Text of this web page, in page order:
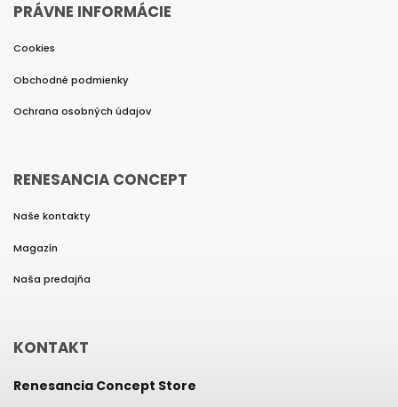
PRÁVNE INFORMÁCIE
Cookies
Obchodné podmienky
Ochrana osobných údajov
RENESANCIA CONCEPT
Naše kontakty
Magazín
Naša predajňa
KONTAKT
Renesancia Concept Store